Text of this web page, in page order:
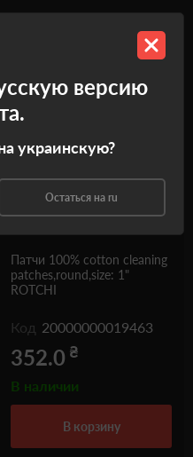
Патчи 100% cotton cleaning
patches,round,size: 1"
ROTCHI
Код 20000000019463
352.0 ₴
В наличии
в корзину
версию
украинскую?
Остаться на ru